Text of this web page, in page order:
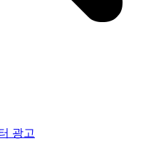
광고